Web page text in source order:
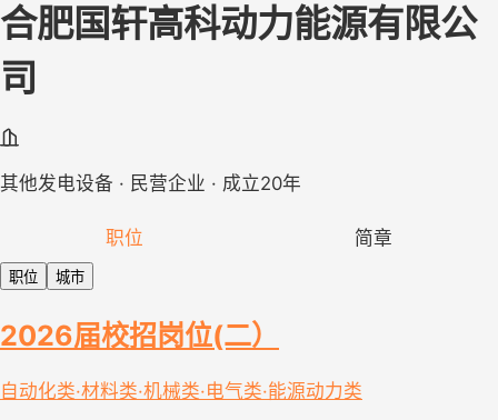
合肥国轩高科动力能源有限公
司
其他发电设备 · 民营企业 · 成立20年
职位 简章
职位 城市
2026届校招岗位(二）
自动化类·材料类·机械类·电气类·能源动力类